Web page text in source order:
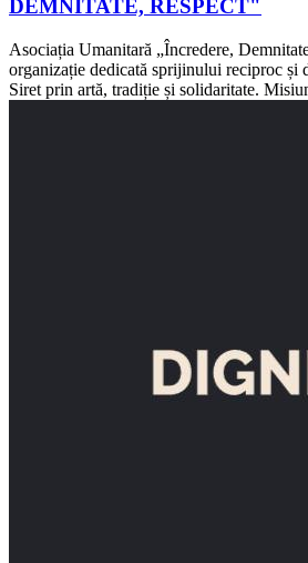
DEMNITATE, RESPECT"
Asociația Umanitară „Încredere,
organizație dedicată sprijinului reciproc și
Siret prin artă, tradiție și solidaritate.